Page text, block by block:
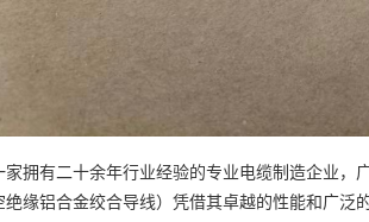
家拥有二十余年行业经验的专业电缆制造企业，
绝缘铝合金绞合导线）凭借其卓越的性能和广泛